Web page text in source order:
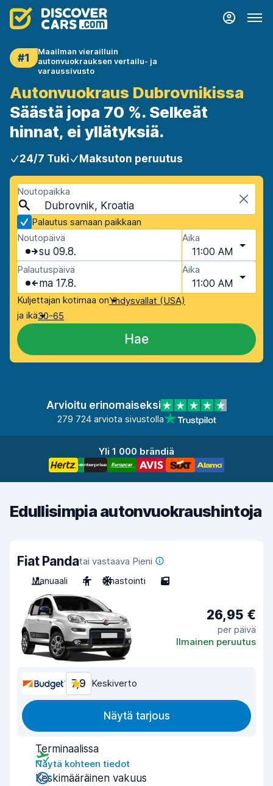
#1
Maailman vierailluin
autonvuokrauksen vertailu- ja
varaussivusto
Autonvuokraus Dubrovnikissa
Säästä jopa 70 %. Selkeät
hinnat, ei yllätyksiä.
24/7 Tuki Maksuton peruutus
Noutopaikka
Dubrovnik, Kroatia
Palautus samaan paikkaan
Noutopäivä
su 09.8.
Aika
11:00 AM
Palautuspäivä
ma 17.8.
Aika
11:00 AM
Kuljettajan kotimaa onYhdysvallat (USA)
ja ikä30-65
Hae
Arvioitu erinomaiseksi
279 724 arviota sivustolla
Yli 1 000 brändiä
Edullisimpia autonvuokraushintoja
Fiat Pandatai vastaava Pieni
Manuaali
4 Ilmastointi 5
26,95 €
per päivä
Ilmainen peruutus
7,9 Keskiverto
Näytä tarjous
Terminaalissa
Näytä kohteen tiedot
Keskimääräinen vakuus